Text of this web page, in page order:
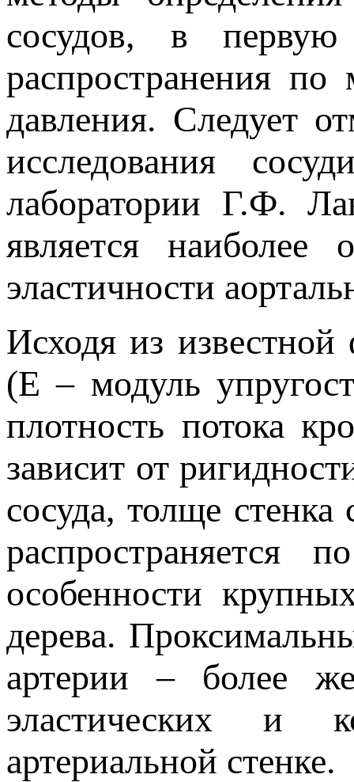
сосудов, в первую
распространения
давления. Следует
исследования
лаборатории Г.Ф.
является наиболее
эластичности
Исходя из
(E – модуль
плотность потока
зависит от
сосуда, толще
распространяется
особенности
дерева.
артерии – более
эластических и
артериальной стенке.